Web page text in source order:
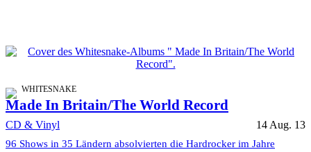
WHITESNAKE
Made In Britain/The World Record
CD & Vinyl 14 Aug. 13
96 Shows in 35 Ländern absolvierten die Hardrocker im Jahre